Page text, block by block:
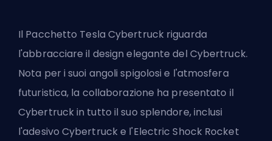
Il Pacchetto Tesla Cybertruckriguarda
l'abbracciare il design elegante del Cybertruck.
Nota per i suoi angoli spigolosi e l'atmosfera
futuristica, la collaborazione ha presentato il
Cybertruck in tutto il suo splendore, inclusi
l'adesivo Cybertruck e l'Electric Shock Rocket